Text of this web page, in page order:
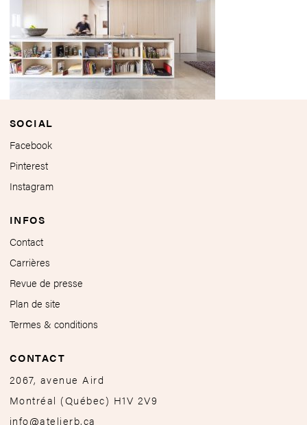
SOCIAL
Facebook
Pinterest
Instagram
INFOS
Contact
Carrières
Revue de presse
Plan de site
Termes & conditions
CONTACT
2067, avenue Aird
Montréal (Québec) H1V 2V9
info@atelierb.ca